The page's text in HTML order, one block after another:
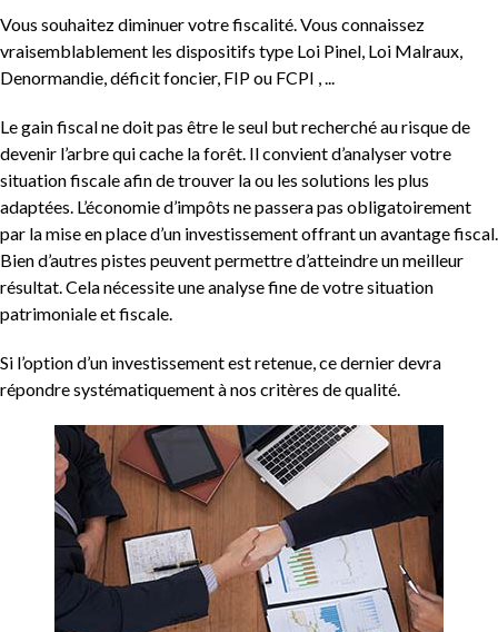
Vous souhaitez diminuer votre fiscalité. Vous connaissez
vraisemblablement les dispositifs type Loi Pinel, Loi Malraux,
Denormandie, déficit foncier, FIP ou FCPI , ...
Le gain fiscal ne doit pas être le seul but recherché au risque de
devenir l’arbre qui cache la forêt. Il convient d’analyser votre
situation fiscale afin de trouver la ou les solutions les plus
adaptées. L’économie d’impôts ne passera pas obligatoirement
par la mise en place d’un investissement offrant un avantage fiscal.
Bien d’autres pistes peuvent permettre d’atteindre un meilleur
résultat. Cela nécessite une analyse fine de votre situation
patrimoniale et fiscale.
Si l’option d’un investissement est retenue, ce dernier devra
répondre systématiquement à nos critères de qualité.